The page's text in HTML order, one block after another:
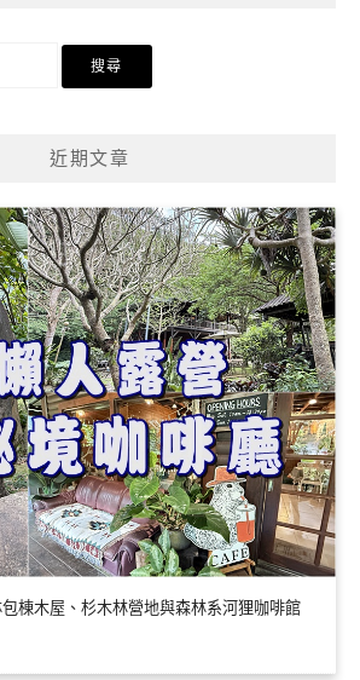
近期文章
棟木屋、杉木林營地與森林系河狸咖啡館